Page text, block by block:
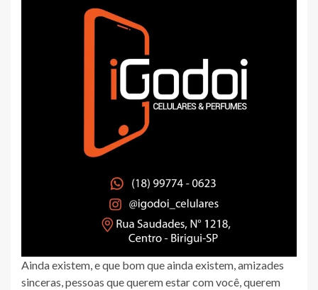
Ainda existem, e que bom que ainda existem, amizades
sinceras, pessoas que querem estar com você, querem